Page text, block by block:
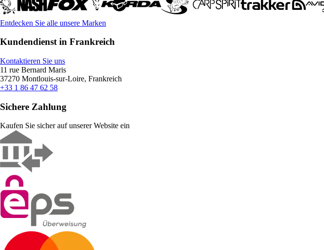
Entdecken Sie alle unsere Marken
Kundendienst in Frankreich
Kontaktieren Sie uns
11 rue Bernard Maris
37270 Montlouis-sur-Loire, Frankreich
+33 1 86 47 62 58
Sichere Zahlung
Kaufen Sie sicher auf unserer Website ein